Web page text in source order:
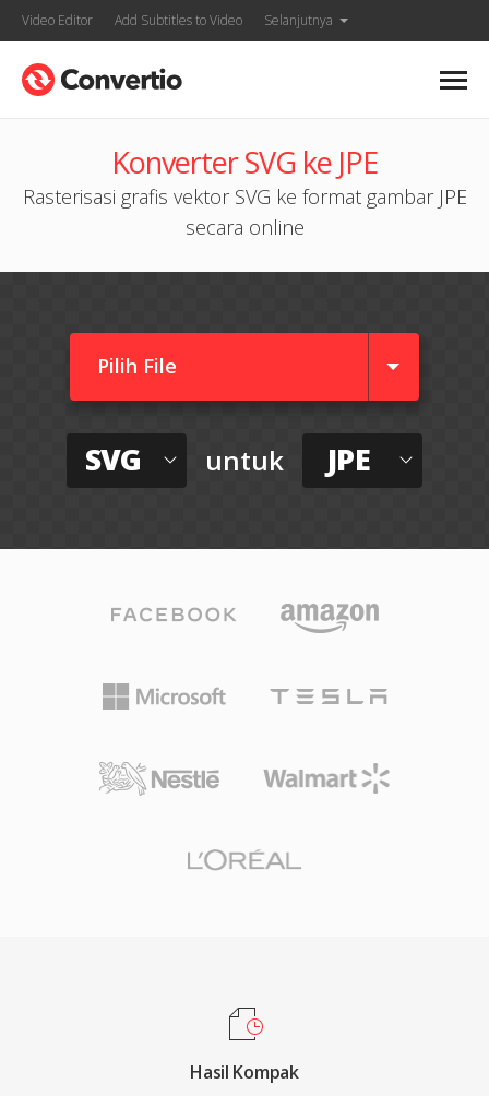
Video Editor Add Subtitles to Video Selanjutnya
Konverter SVG ke JPE
Rasterisasi grafis vektor SVG ke format gambar JPE
secara online
Pilih File
SVG untuk JPE
Hasil Kompak